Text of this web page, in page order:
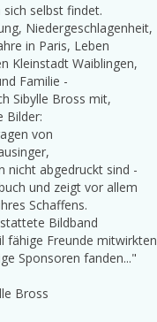
selbst findet.
Niedergeschlagenheit,
in Paris, Leben
Kleinstadt Waiblingen,
Familie -
Sibylle Bross mit,
Bilder:
von
nicht abgedruckt sind -
und zeigt vor allem
Schaffens.
Bildband
fähige Freunde mitwirkten
Sponsoren fanden..."
Bross